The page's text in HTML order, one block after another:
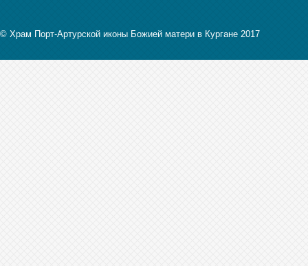
© Храм Порт-Артурской иконы Божией матери в Кургане 2017